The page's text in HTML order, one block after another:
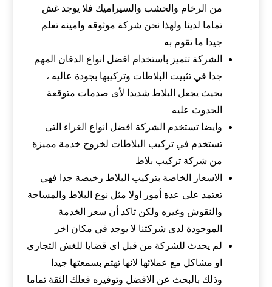
من الرخام والخشب والسيراميك فلا يوجد غش
تماما لدينا ولهذا نحن شركة موثوقه وامينه تعلم
جيدا ما تقوم به
الشركة تتميز باستخدام افضل انواع الدفان المهم
جدا في تثبيت البلاطات وتركيبها بجودة عاليه ،
بحيث يجعل البلاط شديدا لأى صدمات متوقعة
الحدوث عليه
وايضا تستخدم الشركة افضل انواع الغراء التى
تستخدم في تركيب البلاطات لخروج خدمة مميزة
من شركة تركيب بلاط
الاسعار الخاصة بتركيب البلاط رخيصة جدا فهي
تعتمد على عدة أمور اولا مثل نوع البلاط والمساحة
والنقوش وغيره ولكن تاكد أن سعر الخدمة
الموجودة لدى شركتنا لا يوجد في مكان اخر
لم يحدث للشركة من قبل اى قضايا للغش التجارى
او مشاكل مع عملائها لانها تهتم بسمعتها جيدا
وذلك بالبحث عن الافضل وتوفيره فعلك الثقة تماما